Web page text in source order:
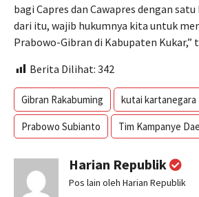
bagi Capres dan Cawapres dengan
dari itu, wajib hukumnya kita untuk
Prabowo-Gibran di Kabupaten Kukar,”
Berita Dilihat: 342
Gibran Rakabuming kutai kartanegara
Prabowo Subianto Tim Kampanye
Harian Republik
Pos lain oleh Harian Republik